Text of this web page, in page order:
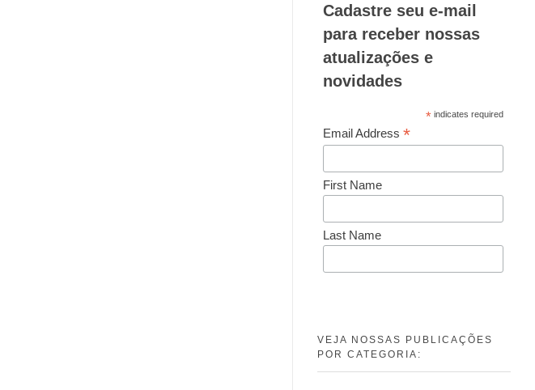
Cadastre seu e-mail
para receber nossas
atualizações e
novidades
*indicates required
Email Address*
First Name
Last Name
VEJA NOSSAS PUBLICAÇÕES
POR CATEGORIA: